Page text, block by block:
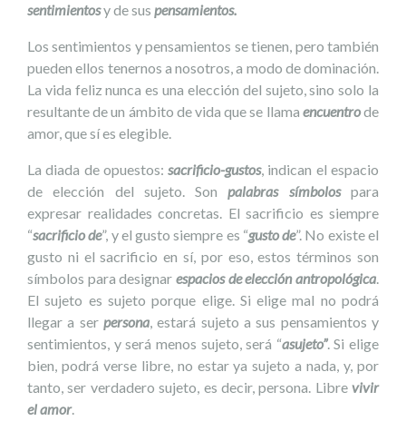
sentimientosy de sus pensamientos.
Los sentimientos y pensamientos se tienen, pero también
pueden ellos tenernos a nosotros, a modo de dominación.
La vida feliz nunca es una elección del sujeto, sino solo la
resultante de un ámbito de vida que se llama encuentrode
amor, que sí es elegible.
La diada de opuestos:sacrificio-gustos, indican el espacio
de elección del sujeto. Sonpalabras símbolospara
expresar realidades concretas. El sacrificio es siempre
“sacrificio de”, y el gusto siempre es “gusto de”. No existe el
gusto ni el sacrificio en sí, por eso, estos términos son
símbolos para designar espacios de elección antropológica.
El sujeto es sujeto porque elige. Si elige mal no podrá
llegar a ser persona, estará sujeto a sus pensamientos y
sentimientos, y será menos sujeto, será “asujeto”. Si elige
bien, podrá verse libre, no estar ya sujeto a nada, y, por
tanto, ser verdadero sujeto, es decir, persona. Libre vivir
el amor.